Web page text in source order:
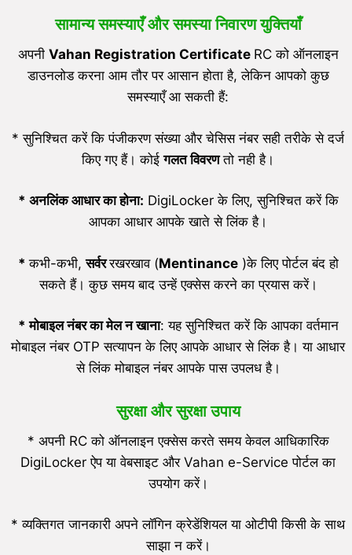
सामान्य समस्याएँ और समस्या निवारण युक्तियाँ
अपनी Vahan Registration Certificate RC को ऑनलाइन
डाउनलोड करना आम तौर पर आसान होता है, लेकिन आपको कुछ
समस्याएँ आ सकती हैं:
* सुनिश्चित करें कि पंजीकरण संख्या और चेसिस नंबर सही तरीके से दर्ज
किए गए हैं। कोईगलत विवरणतो नही है।
* अनलिंक आधार का होना: DigiLocker के लिए, सुनिश्चित करें कि
आपका आधार आपके खाते से लिंक है।
*कभी-कभी,सर्वररखरखाव (Mentinance)के लिए पोर्टल बंद हो
सकते हैं। कुछ समय बाद उन्हें एक्सेस करने का प्रयास करें।
* मोबाइल नंबर का मेल न खाना: यह सुनिश्चित करें कि आपका वर्तमान
मोबाइल नंबर OTP सत्यापन के लिए आपके आधार से लिंक है। या आधार
से लिंक मोबाइल नंबर आपके पास उपलध है।
सुरक्षा और सुरक्षा उपाय
* अपनी RC को ऑनलाइन एक्सेस करते समय केवल आधिकारिक
DigiLocker ऐप या वेबसाइट और Vahan e-Service पोर्टल का
उपयोग करें।
* व्यक्तिगत जानकारी अपने लॉगिन क्रेडेंशियल या ओटीपी किसी के साथ
साझा न करें।